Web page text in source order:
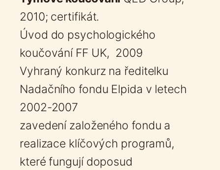
2010; certifikát.
Úvod do psychologického
koučování FF UK, 2009
Vyhraný konkurz na ředitelku
Nadačního fondu Elpida v letech
2002-2007
zavedení založeného fondu a
realizace klíčových programů,
které fungují doposud